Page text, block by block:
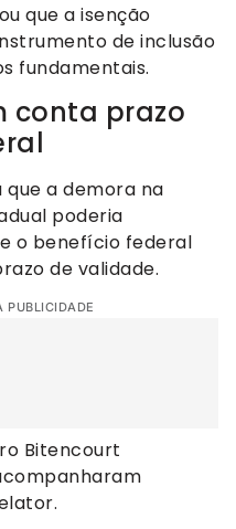
que a isenção
de inclusão
fundamentais.
conta prazo
a demora na
poderia
o benefício federal
de validade.
PUBLICIDADE
Bitencourt